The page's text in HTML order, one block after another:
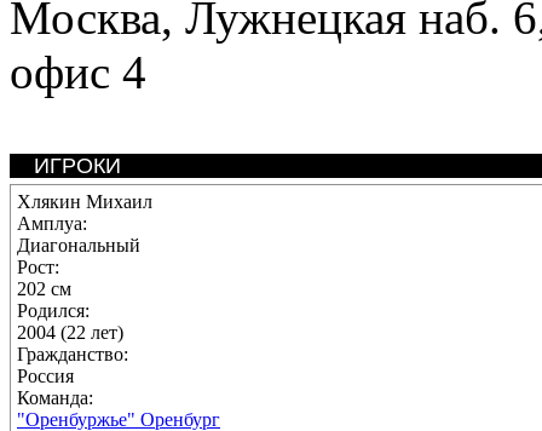
Москва, Лужнецкая наб.
офис 4
ИГРОКИ
Хлякин Михаил
Амплуа:
Диагональный
Рост:
202 см
Родился:
2004 (22 лет)
Гражданство:
Россия
Команда:
"Оренбуржье" Оренбург